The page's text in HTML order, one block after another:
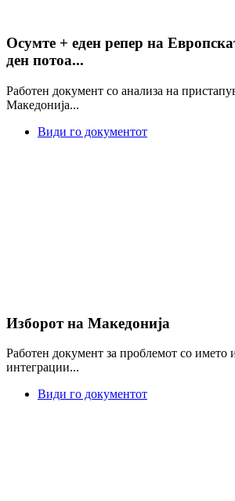
Осумте + еден репер на
ден потоа...
Работен документ со анализа на
Македонија...
Види го документот
Изборот на Македонија
Работен документ за проблемот со името
интеграции...
Види го документот